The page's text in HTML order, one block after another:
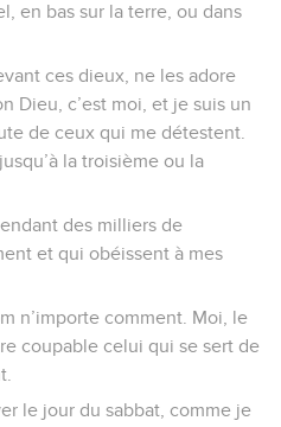
en bas sur la terre, ou dans
ces dieux, ne les adore
Dieu, c’est moi, et je suis un
de ceux qui me détestent.
la troisième ou la
des milliers de
et qui obéissent à mes
n’importe comment. Moi, le
coupable celui qui se sert de
le jour du sabbat, comme je